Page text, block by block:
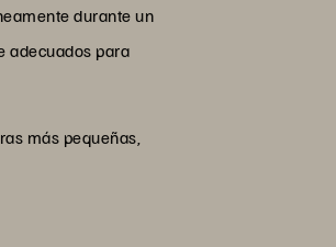
durante un
adecuados para
más pequeñas,